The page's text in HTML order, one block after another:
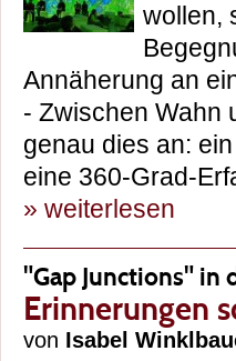
wollen,
Annäherung an
- Zwischen Wahn
genau dies an:
eine 360-Grad-
» weiterlesen
"Gap Junctions" in
Erinnerungen
von Isabel